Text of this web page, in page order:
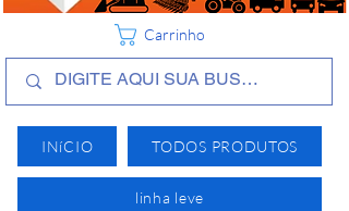
INíCIO TODOS PRODUTOS
linha leve
Carrinho